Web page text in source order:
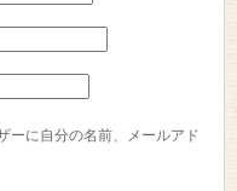
ーに自分の名前、メールアド